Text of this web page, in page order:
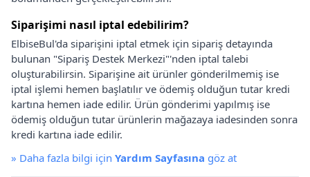
Siparişimi nasıl iptal edebilirim?
ElbiseBul'da siparişini iptal etmek için sipariş detayında
bulunan "Sipariş Destek Merkezi"'nden iptal talebi
oluşturabilirsin. Siparişine ait ürünler gönderilmemiş ise
iptal işlemi hemen başlatılır ve ödemiş olduğun tutar kredi
kartına hemen iade edilir. Ürün gönderimi yapılmış ise
ödemiş olduğun tutar ürünlerin mağazaya iadesinden sonra
kredi kartına iade edilir.
» Daha fazla bilgi için Yardım Sayfasına göz at